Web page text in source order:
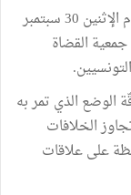
وقد استقبل رئيس الجمهورية في هذا السياق يوم الإثنين 30 سبتمبر
القضاة
الوضع الذي تمر به
الخلافات
على علاقات